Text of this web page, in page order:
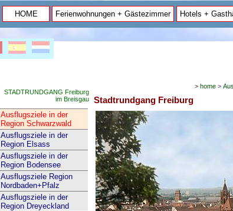
HOME Ferienwohnungen + Gästezimmer Hotels +
STADTRUNDGANG Freiburg
im Breisgau
Ausflugsziele in der
Region Schwarzwald
Ausflugsziele in der
Region Elsass
Ausflugsziele in der
Region Bodensee
Ausflugsziele Region
Nordbaden+Pfalz
Ausflugsziele in der
Region Dreyeckland
> home>
Stadtrundgang Freiburg